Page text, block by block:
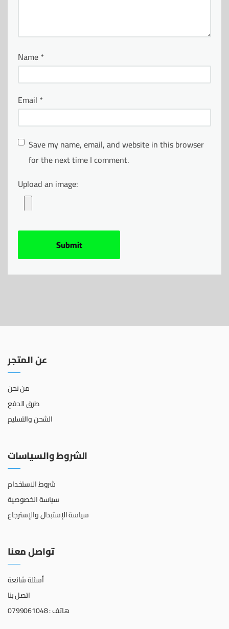
Name*
Email *
Save my name, email, and website in this browser
for the next time I comment.
Upload an image:
عن المتجر
من نحن
طرق الدفع
الشحن والتسليم
الشروط والسياسات
شروط الاستخدام
سياسة الخصوصية
سياسة الإستبدال والإسترجاع
تواصل معنا
أسئلة شائعة
اتصل بنا
هاتف : 0799061048